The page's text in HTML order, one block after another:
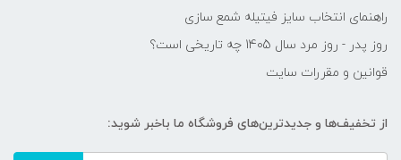
راهنمای انتخاب سایز فیتیله شمع سازی
روز پدر - روز مرد سال 1405 چه تاریخی است؟
قوانین و مقررات سایت
از تخفیف‌ها و جدیدترین‌های فروشگاه ما باخبر شوید: